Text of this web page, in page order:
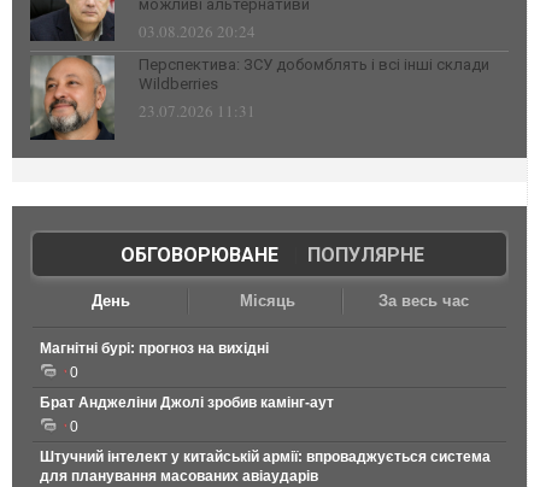
можливі альтернативи
03.08.2026 20:24
Перспектива: ЗСУ добомблять і всі інші склади
Wildberries
23.07.2026 11:31
ОБГОВОРЮВАНЕ| ПОПУЛЯРНЕ
День Місяць За весь час
Магнітні бурі: прогноз на вихідні
0
Брат Анджеліни Джолі зробив камінг-аут
0
Штучний інтелект у китайській армії: впроваджується система
для планування масованих авіаударів